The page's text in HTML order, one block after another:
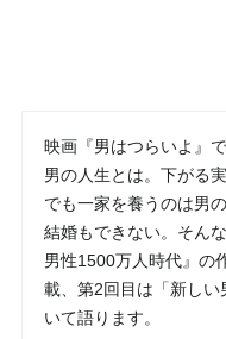
映画『男はつらいよ』
男の人生とは。下がる
でも一家を養うのは男
結婚もできない。そん
男性1500万人時代』の
載、第2回目は「新し
いて語ります。